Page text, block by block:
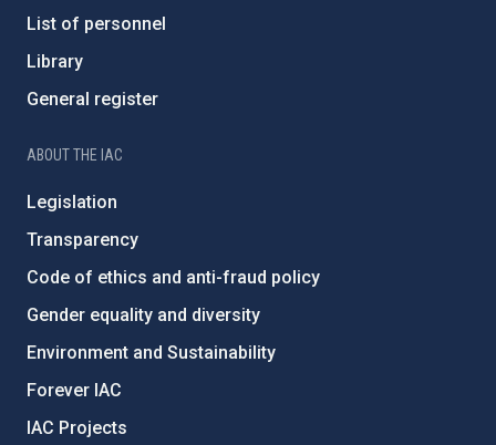
List of personnel
Library
General register
ABOUT THE IAC
Legislation
Transparency
Code of ethics and anti-fraud policy
Gender equality and diversity
Environment and Sustainability
Forever IAC
IAC Projects